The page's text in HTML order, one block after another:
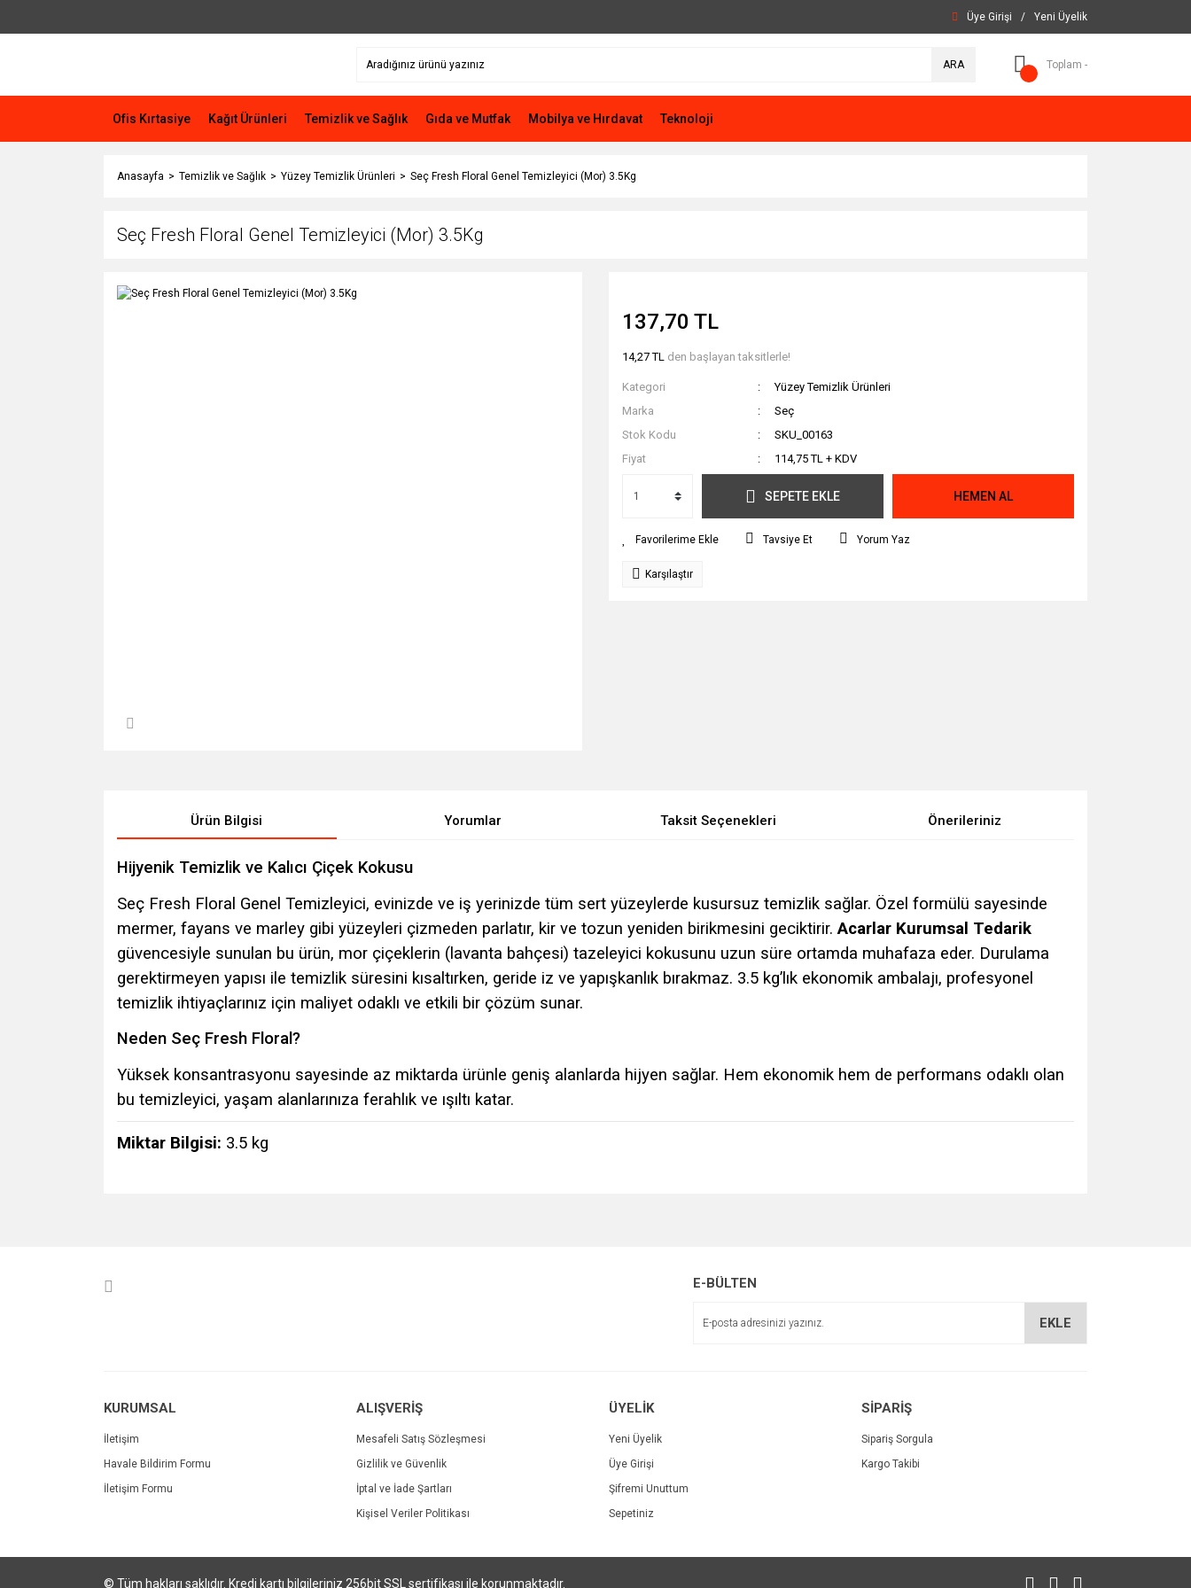
Üye Girişi / Yeni Üyelik
ARA Toplam -
Ofis Kırtasiye Kağıt Ürünleri Temizlik ve Sağlık Gıda ve Mutfak Mobilya ve Hırdavat Teknoloji
Anasayfa Temizlik ve Sağlık Yüzey Temizlik Ürünleri Seç Fresh Floral Genel Temizleyici (Mor) 3.5Kg
Seç Fresh Floral Genel Temizleyici (Mor) 3.5Kg
137,70 TL
14,27 TL den başlayan taksitlerle!
Kategori
Yüzey Temizlik Ürünleri
Marka
Seç
Stok Kodu
SKU_00163
Fiyat
114,75 TL + KDV
SEPETE EKLE HEMEN AL
Tavsiye Et Yorum Yaz
Karşılaştır
Ürün Bilgisi Yorumlar Taksit Seçenekleri Önerileriniz
Hijyenik Temizlik ve Kalıcı Çiçek Kokusu
Seç Fresh Floral Genel Temizleyici, evinizde ve iş yerinizde tüm sert yüzeylerde kusursuz temizlik sağlar. Özel formülü sayesinde
mermer, fayans ve marley gibi yüzeyleri çizmeden parlatır, kir ve tozun yeniden birikmesini geciktirir.Acarlar Kurumsal Tedarik
güvencesiyle sunulan bu ürün, mor çiçeklerin (lavanta bahçesi) tazeleyici kokusunu uzun süre ortamda muhafaza eder. Durulama
gerektirmeyen yapısı ile temizlik süresini kısaltırken, geride iz ve yapışkanlık bırakmaz. 3.5 kg’lık ekonomik ambalajı, profesyonel
temizlik ihtiyaçlarınız için maliyet odaklı ve etkili bir çözüm sunar.
Neden Seç Fresh Floral?
Yüksek konsantrasyonu sayesinde az miktarda ürünle geniş alanlarda hijyen sağlar. Hem ekonomik hem de performans odaklı olan
bu temizleyici, yaşam alanlarınıza ferahlık ve ışıltı katar.
Miktar Bilgisi: 3.5 kg
E-BÜLTEN
EKLE
KURUMSAL
İletişim
Havale Bildirim Formu
İletişim Formu
ALIŞVERİŞ
Mesafeli Satış Sözleşmesi
Gizlilik ve Güvenlik
İptal ve İade Şartları
Kişisel Veriler Politikası
ÜYELİK
Yeni Üyelik
Üye Girişi
Şifremi Unuttum
Sepetiniz
SİPARİŞ
Sipariş Sorgula
Kargo Takibi
© Tüm hakları saklıdır. Kredi kartı bilgileriniz 256bit SSL sertifikası ile korunmaktadır.